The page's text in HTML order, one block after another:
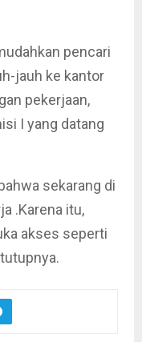
pencari
jauh ke kantor
pekerjaan,
I yang datang
sekarang di
.Karena itu,
akses seperti